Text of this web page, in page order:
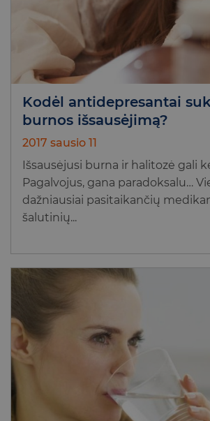
Kodėl antidepresantai
burnos išsausėjimą?
2017 sausio 11
Išsausėjusi burna ir halitozė gali
Pagalvojus, gana paradoksalu…
dažniausiai pasitaikančių
šalutinių...